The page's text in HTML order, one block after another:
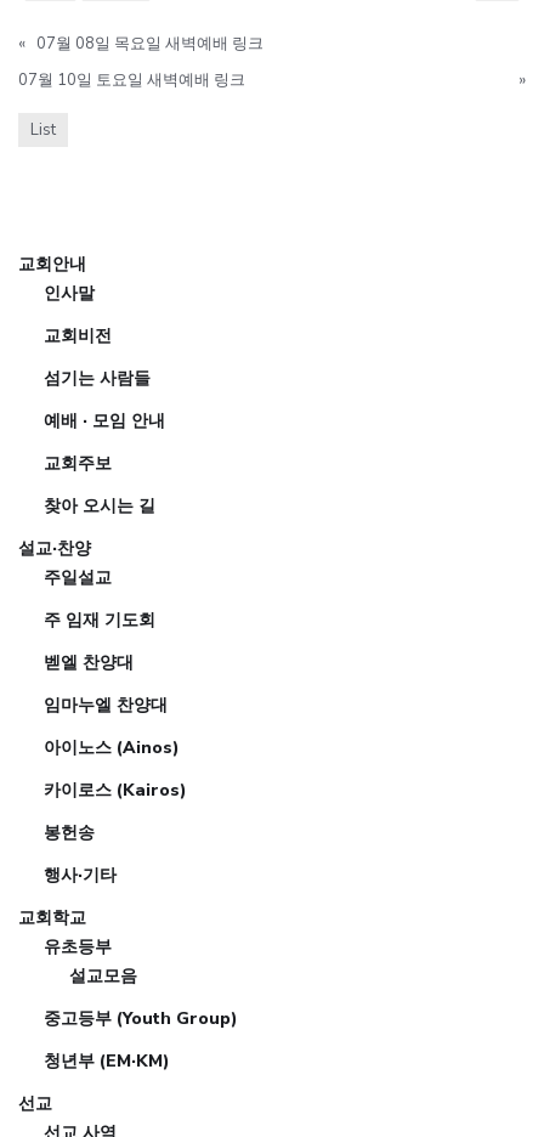
« 07월 08일 목요일 새벽예배 링크
07월 10일 토요일 새벽예배 링크
»
List
교회안내
인사말
교회비전
섬기는 사람들
예배 · 모임 안내
교회주보
찾아 오시는 길
설교·찬양
주일설교
주 임재 기도회
벧엘 찬양대
임마누엘 찬양대
아이노스 (Ainos)
카이로스 (Kairos)
봉헌송
행사·기타
교회학교
유초등부
설교모음
중고등부 (Youth Group)
청년부 (EM·KM)
선교